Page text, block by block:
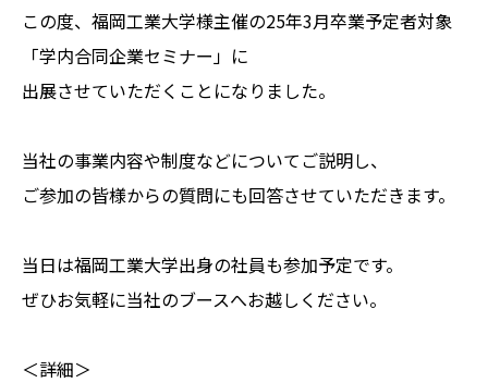
この度、福岡工業大学様主催の25年3月卒業予定者対象
「学内合同企業セミナー」に
出展させていただくことになりました。
当社の事業内容や制度などについてご説明し、
ご参加の皆様からの質問にも回答させていただきます。
当日は福岡工業大学出身の社員も参加予定です。
ぜひお気軽に当社のブースへお越しください。
＜詳細＞